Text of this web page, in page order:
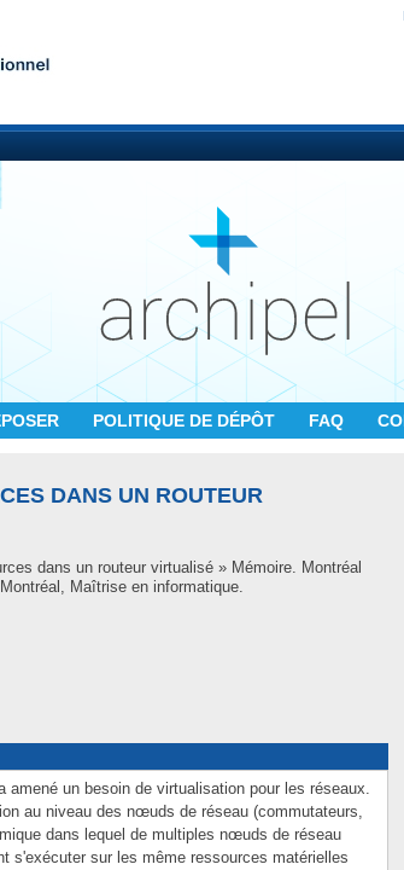
POLITIQUE DE DÉPÔT FAQ
DANS UN ROUTEUR
dans un routeur virtualisé » Mémoire. Montréal
Maîtrise en informatique.
amené un besoin de virtualisation pour les réseaux.
au niveau des nœuds de réseau (commutateurs,
dans lequel de multiples nœuds de réseau
s'exécuter sur les même ressources matérielles